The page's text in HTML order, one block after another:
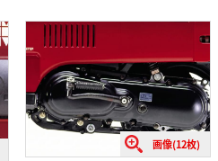
画像(12枚)